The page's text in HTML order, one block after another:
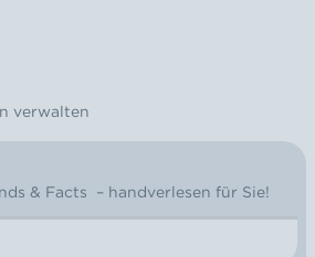
verwalten
& Facts – handverlesen für Sie!